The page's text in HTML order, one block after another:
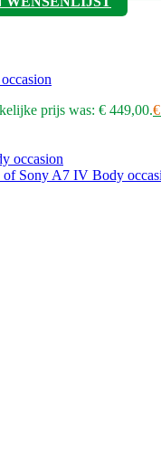
prijs was: € 449,00.€